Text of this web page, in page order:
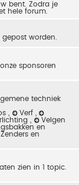
bent. Zodra je
hele forum.
worden.
sponsoren
techniek
Verf
Velgen
en
Zenders en
zien in 1 topic.